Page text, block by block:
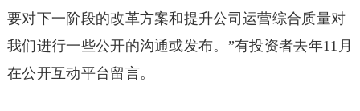
要对下一阶段的改革方案和提升公司运营综合质量对
我们进行一些公开的沟通或发布。”有投资者去年11月
在公开互动平台留言。